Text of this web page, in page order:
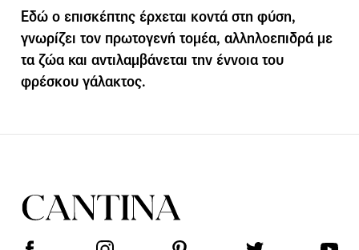
Εδώ ο επισκέπτης έρχεται κοντά στη φύση,
γνωρίζει τον πρωτογενή τομέα, αλληλοεπιδρά με
τα ζώα και αντιλαμβάνεται την έννοια του
φρέσκου γάλακτος.